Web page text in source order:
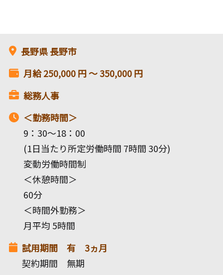
長野県長野市
月給 250,000 円 〜 350,000円
総務人事
＜勤務時間＞
9：30～18：00
(1日当たり所定労働時間 7時間 30分)
変動労働時間制
＜休憩時間＞
60分
＜時間外勤務＞
月平均 5時間
試用期間 有 3ヵ月
契約期間 無期